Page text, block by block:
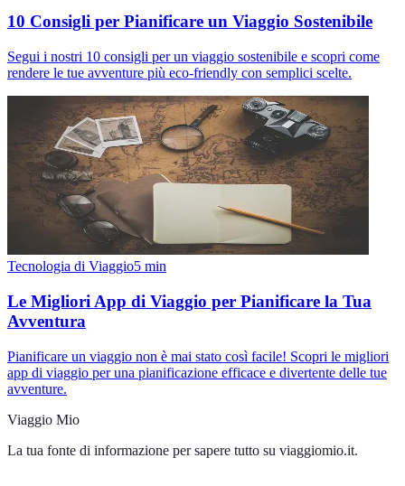
10 Consigli per Pianificare un Viaggio Sostenibile
Segui i nostri 10 consigli per un viaggio sostenibile e scopri come
rendere le tue avventure più eco-friendly con semplici scelte.
Tecnologia di Viaggio5 min
Le Migliori App di Viaggio per Pianificare la Tua
Avventura
Pianificare un viaggio non è mai stato così facile! Scopri le migliori
app di viaggio per una pianificazione efficace e divertente delle tue
avventure.
Viaggio Mio
La tua fonte di informazione per sapere tutto su viaggiomio.it.